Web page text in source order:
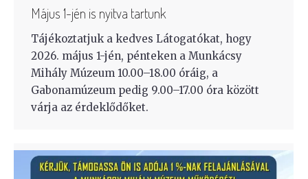
Május 1-jén is nyitva tartunk
Tájékoztatjuk a kedves Látogatókat, hogy
2026. május 1-jén, pénteken a Munkácsy
Mihály Múzeum 10.00–18.00 óráig, a
Gabonamúzeum pedig 9.00–17.00 óra között
várja az érdeklődőket.